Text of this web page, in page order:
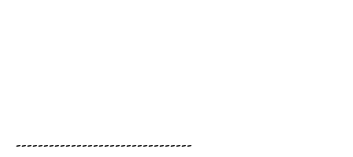
--------------------------------